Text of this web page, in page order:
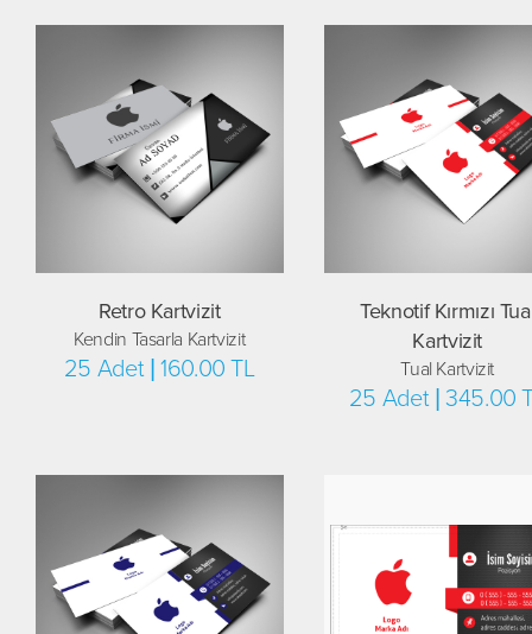
Retro Kartvizit
Kendin Tasarla Kartvizit
25 Adet | 160.00 TL
Teknotif Kırmızı
Kartvizit
Tual Kartvizit
25 Adet | 345.00